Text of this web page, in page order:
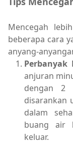
Mencegah
beberapa cara
anyang-
anjuran
dengan 2
disarankan
dalam
buang air
keluar.